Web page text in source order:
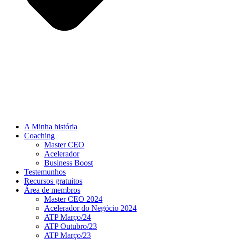
A Minha história
Coaching
Master CEO
Acelerador
Business Boost
Testemunhos
Recursos gratuitos
Área de membros
Master CEO 2024
Acelerador do Negócio 2024
ATP Março/24
ATP Outubro/23
ATP Março/23